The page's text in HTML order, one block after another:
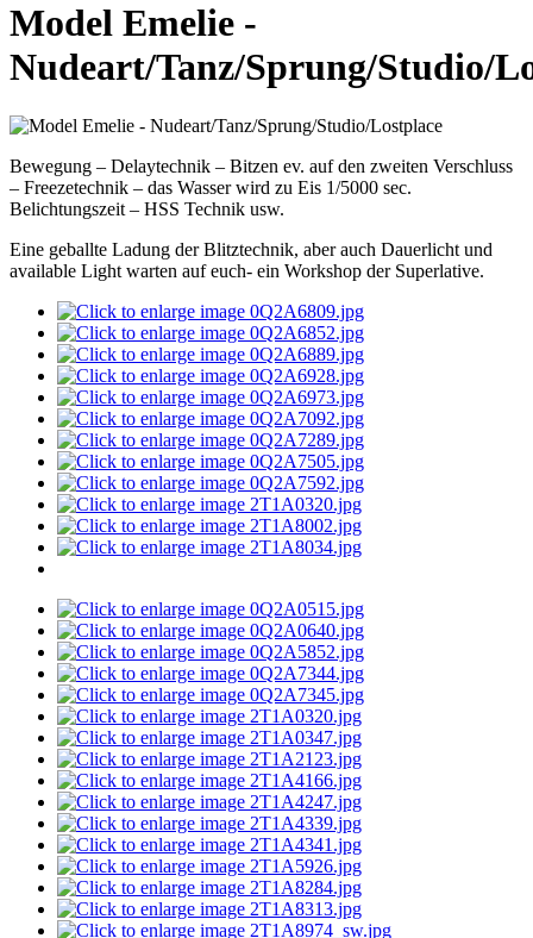
Model Emelie -
Nudeart/Tanz/Sprung/Studio/
Bewegung – Delaytechnik – Bitzen ev. auf den zweiten Verschluss
– Freezetechnik – das Wasser wird zu Eis 1/5000 sec.
Belichtungszeit – HSS Technik usw.
Eine geballte Ladung der Blitztechnik, aber auch Dauerlicht und
available Light warten auf euch- ein Workshop der Superlative.